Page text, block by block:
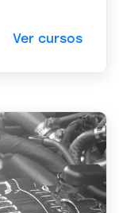
Ver cursos